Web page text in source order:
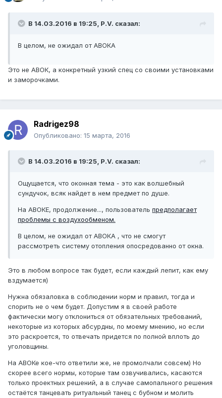
В 14.03.2016 в 19:25, P.V. сказал:
В целом, не ожидал от АВОКА
Это не АВОК, а конкретный узкий спец со своими установками
и заморочками.
Radrigez98
Опубликовано: 15 марта, 2016
В 14.03.2016 в 19:25, P.V. сказал:
Ощущается, что оконная тема - это как волшебный
сундучок, всяк найдет в нем предмет по душе.
На АВОКЕ, продолжение..., пользователь предполагает
проблемы с воздухообменом.
В целом, не ожидал от АВОКА , что не смогут
рассмотреть систему отопления опосредованно от окна.
Это в любом вопросе так будет, если каждый лепит, как ему
вздумается)
Нужна обязаловка в соблюдении норм и правил, тогда и
спорить не о чем будет. Допустим я в своей работе
фактически могу отклониться от обязательных требований,
некоторые из которых абсурдны, по моему мнению, но если
это раскроется, то отвечать придется по полной вплоть до
уголовщины.
На АВОКе кое-что ответили же, не промолчали совсем) Но
скорее всего нормы, которые там озвучивались, касаются
только проектных решений, а в случае самопального решения
остаётся танцевать ритуальный танец с бубном и молить